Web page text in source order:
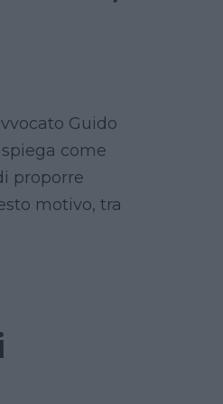
Guido
come
proporre
motivo, tra